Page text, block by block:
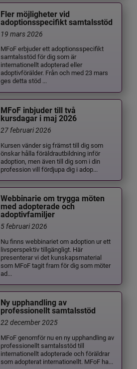
Fler möjligheter vid
adoptionsspecifikt samtalsstöd
19 mars 2026
MFoF erbjuder ett adoptionsspecifikt
samtalsstöd för dig som är
internationellt adopterad eller
adoptivförälder. Från och med 23 mars
ges detta stöd ...
MFoF inbjuder till två
kursdagar i maj 2026
27 februari 2026
Kursen vänder sig främst till dig som
önskar hålla föräldrautbildning inför
adoption, men även till dig som i din
profession vill fördjupa dig i adop...
Webbinarie om trygga möten
med adopterade och
adoptivfamiljer
5 februari 2026
Nu finns webbinariet om adoption ur ett
livsperspektiv tillgängligt. Här
presenterar vi det kunskapsmaterial
som MFoF tagit fram för dig som möter
ad...
Ny upphandling av
professionellt samtalsstöd
22 december 2025
MFoF genomför nu en ny upphandling av
professionellt samtalsstöd till
internationellt adopterade och föräldrar
som adopterat internationellt. MFoF ha...